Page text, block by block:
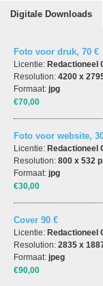
Digitale Downloads
Foto voor druk, 70 €
Licentie: Redactioneel
Resolution: 4200 x
Formaat: jpg
€70,00
Foto voor website,
Licentie: Redactioneel
Resolution: 800 x 532
Formaat: jpg
€30,00
Cover 90 €
Licentie: Redactioneel
Resolution: 2835 x
Formaat: jpeg
€90,00